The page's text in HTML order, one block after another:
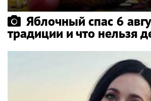
Яблочный спас 6
традиции и что нельзя